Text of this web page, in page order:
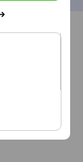
Quellen